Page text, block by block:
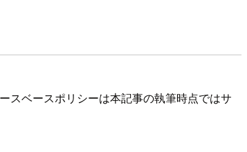
スベースポリシーは本記事の執筆時点ではサ